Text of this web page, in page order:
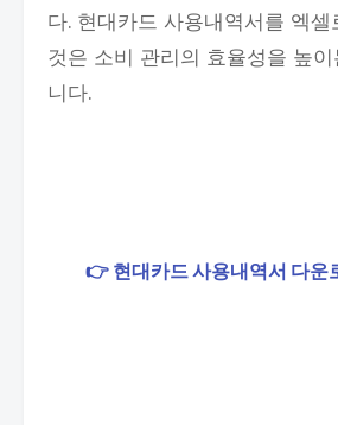
다. 현대카드 사용내역서를 엑
것은 소비 관리의 효율성을 높
니다.
👉 현대카드 사용내역서 다운